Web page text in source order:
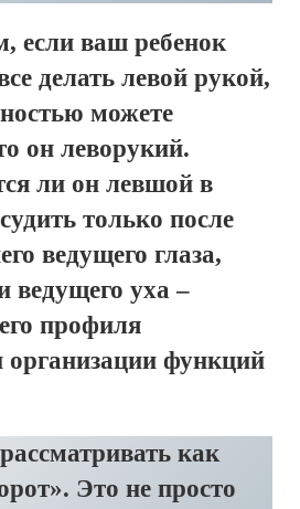
если ваш ребенок
делать левой рукой,
можете
он леворукий.
ли он левшой в
только после
ведущего глаза,
ведущего уха –
профиля
организации функций
как
Это не просто